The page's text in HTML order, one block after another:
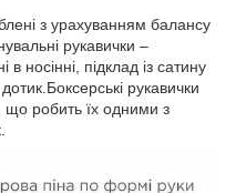
з урахуванням балансу
рукавички –
в носінні, підклад із сатину
рукавички
робить їх одними з